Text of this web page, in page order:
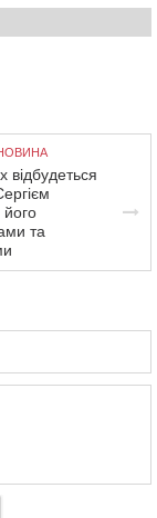
відбудеться
та